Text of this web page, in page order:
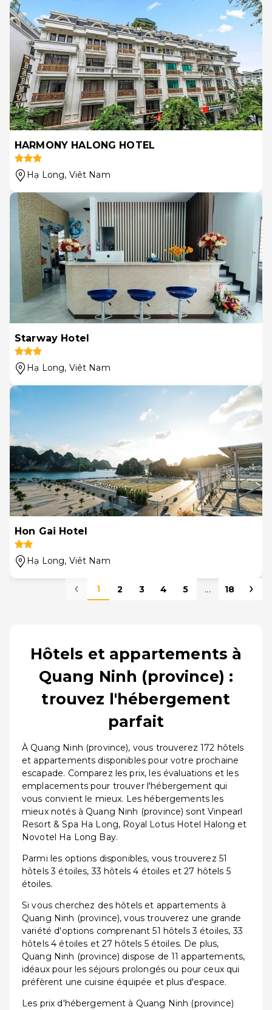
HARMONY HALONG HOTEL
Hạ Long, Viêt Nam
Starway Hotel
Hạ Long, Viêt Nam
Hon Gai Hotel
Hạ Long, Viêt Nam
1 2 3 4 5 ... 18
Hôtels et appartements à
Quang Ninh (province) :
trouvez l'hébergement
parfait
À Quang Ninh (province), vous trouverez 172 hôtels
et appartements disponibles pour votre prochaine
escapade. Comparez les prix, les évaluations et les
emplacements pour trouver l'hébergement qui
vous convient le mieux. Les hébergements les
mieux notés à Quang Ninh (province) sont Vinpearl
Resort & Spa Ha Long, Royal Lotus Hotel Halong et
Novotel Ha Long Bay.
Parmi les options disponibles, vous trouverez 51
hôtels 3 étoiles, 33 hôtels 4 étoiles et 27 hôtels 5
étoiles.
Si vous cherchez des hôtels et appartements à
Quang Ninh (province), vous trouverez une grande
variété d'options comprenant 51 hôtels 3 étoiles, 33
hôtels 4 étoiles et 27 hôtels 5 étoiles. De plus,
Quang Ninh (province) dispose de 11 appartements,
idéaux pour les séjours prolongés ou pour ceux qui
préfèrent une cuisine équipée et plus d'espace.
Les prix d'hébergement à Quang Ninh (province)